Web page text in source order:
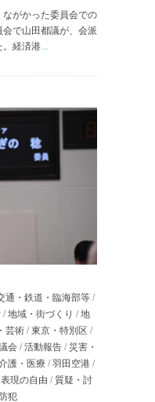
がかった委員会での
で山田都議が、会派
。経済港
通・鉄道・臨海部等 /
/ 地域・街づくり / 地
芸術 / 東京・特別区 /
会 / 活動報告 / 災害・
護・医療 / 羽田空港 /
現の自由 / 質疑・討
犯